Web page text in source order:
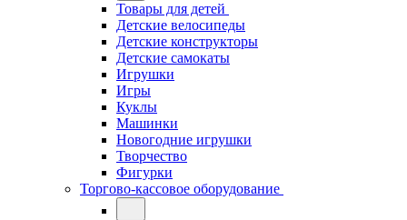
Товары для детей
Детские велосипеды
Детские конструкторы
Детские самокаты
Игрушки
Игры
Куклы
Машинки
Новогодние игрушки
Творчество
Фигурки
Торгово-кассовое оборудование